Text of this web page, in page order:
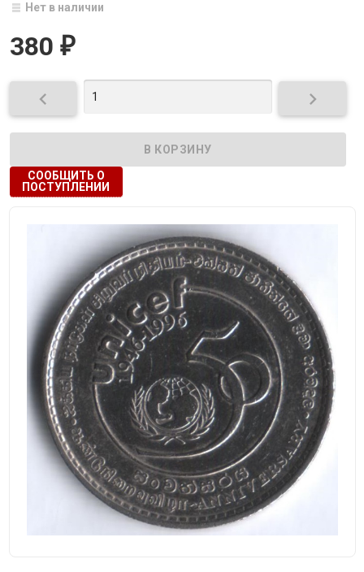
Нет в наличии
380 ₽
 
СООБЩИТЬ О
ПОСТУПЛЕНИИ